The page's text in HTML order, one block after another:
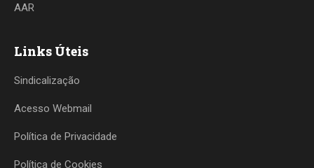
AAR
Links Úteis
Sindicalização
Acesso Webmail
Política de Privacidade
Política de Cookies